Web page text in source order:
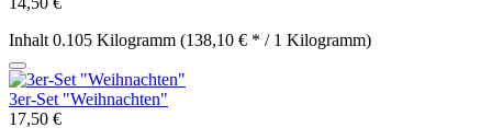
Inhalt 0.105 Kilogramm (138,10 € * / 1 Kilogramm)
3er-Set "Weihnachten"
17,50 €